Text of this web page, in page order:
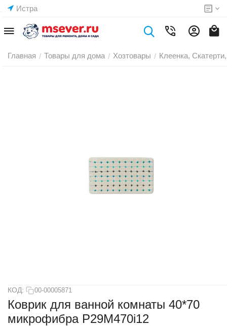
Истра
Главная / Товары для дома / Хозтовары / Клеенка,
КОД: 00-00005871
Коврик для ванной комнаты 40*70
микрофибра Р29М470i12